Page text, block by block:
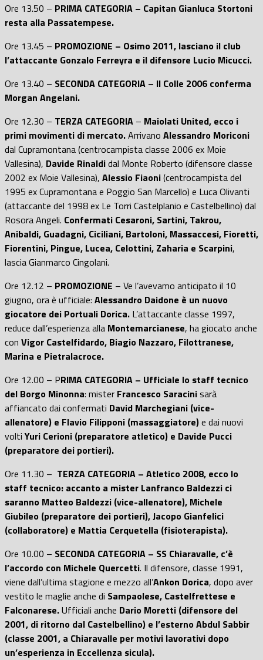
Ore 13.50 – PRIMA CATEGORIA – Capitan Gianluca Stortoni
resta alla Passatempese.
Ore 13.45 – PROMOZIONE – Osimo 2011, lasciano il club
l’attaccante Gonzalo Ferreyra e il difensore Lucio Micucci.
Ore 13.40 – SECONDA CATEGORIA – Il Colle 2006 conferma
Morgan Angelani.
Ore 12.30 – TERZA CATEGORIA – Maiolati United, ecco i
primi movimenti di mercato.Arrivano Alessandro Moriconi
dal Cupramontana (centrocampista classe 2006 ex Moie
Vallesina), Davide Rinaldidal Monte Roberto (difensore classe
2002 ex Moie Vallesina), Alessio Fiaoni(centrocampista del
1995 ex Cupramontana e Poggio San Marcello) e Luca Olivanti
(attaccante del 1998 ex Le Torri Castelplanio e Castelbellino) dal
Rosora Angeli. Confermati Cesaroni, Sartini, Takrou,
Anibaldi, Guadagni, Ciciliani, Bartoloni, Massaccesi, Fioretti,
Fiorentini, Pingue, Lucea, Celottini, Zaharia e Scarpini,
lascia Gianmarco Cingolani.
Ore 12.12 – PROMOZIONE – Ve l’avevamo anticipato il 10
giugno, ora è ufficiale: Alessandro Daidone è un nuovo
giocatore dei Portuali Dorica. L’attaccante classe 1997,
reduce dall’esperienza alla Montemarcianese, ha giocato anche
con Vigor Castelfidardo, Biagio Nazzaro, Filottranese,
Marina e Pietralacroce.
Ore 12.00 – PRIMA CATEGORIA – Ufficiale lo staff tecnico
del Borgo Minonna: mister Francesco Saracinisarà
affiancato dai confermati David Marchegiani (vice-
allenatore) e Flavio Filipponi (massaggiatore)e dai nuovi
voltiYuri Cerioni (preparatore atletico) e Davide Pucci
(preparatore dei portieri).
Ore 11.30 – TERZA CATEGORIA – Atletico 2008, ecco lo
staff tecnico: accanto a mister Lanfranco Baldezzi ci
saranno Matteo Baldezzi (vice-allenatore), Michele
Giubileo (preparatore dei portieri), Jacopo Gianfelici
(collaboratore) e Mattia Cerquetella (fisioterapista).
Ore 10.00 – SECONDA CATEGORIA – SS Chiaravalle, c’è
l’accordo con Michele Quercetti. Il difensore, classe 1991,
viene dall’ultima stagione e mezzo all’Ankon Dorica, dopo aver
vestito le maglie anche di Sampaolese, Castelfrettese e
Falconarese.Ufficiali anche Dario Moretti (difensore del
2001, di ritorno dal Castelbellino) e l’esterno Abdul Sabbir
(classe 2001, a Chiaravalle per motivi lavorativi dopo
un’esperienza in Eccellenza sicula).